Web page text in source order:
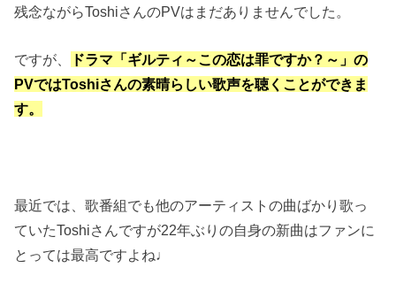
残念ながらToshiさんのPVはまだありませんでした。
ですが、
ドラマ「ギルティ～この恋は罪ですか？～」の
PVではToshiさんの素晴らしい歌声を聴くことができま
す。
最近では、歌番組でも他のアーティストの曲ばかり歌っ
ていたToshiさんですが22年ぶりの自身の新曲はファンに
とっては最高ですよね♩